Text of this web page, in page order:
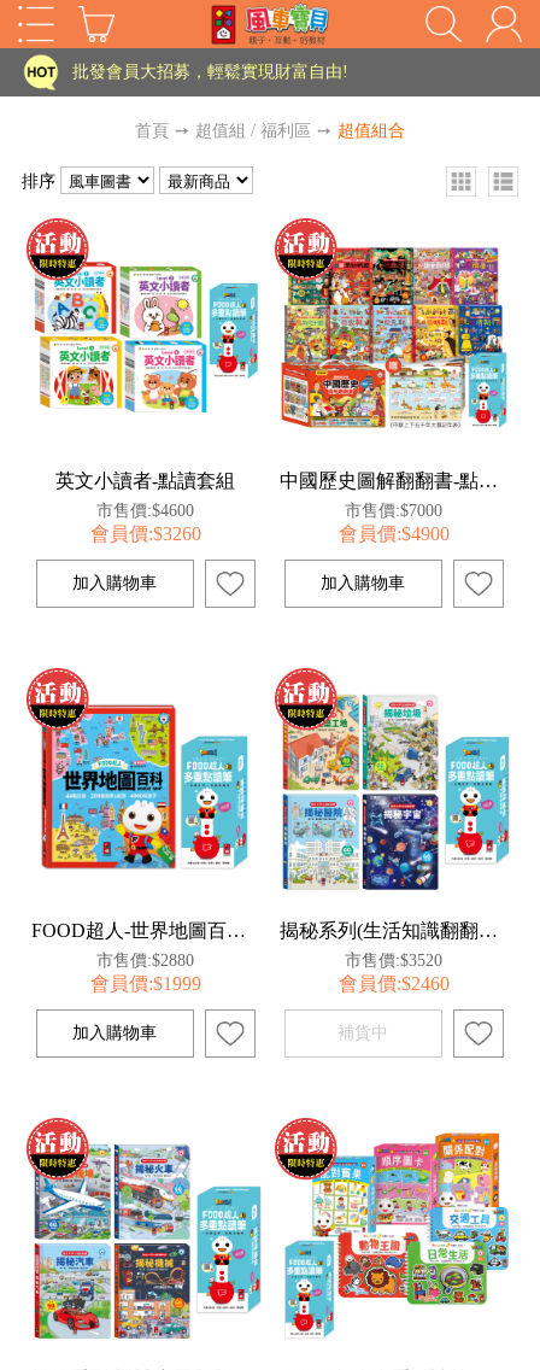
HOT
家長樂了!「風車書版集團暨FOOD超人企業總部」目前正興建中!
批發會員大招募，輕鬆實現財富自由!
老師您好!!幼教會員火熱招募中~
海外購物免煩惱！點我查看『海外購物流程說明』
家長樂了!「風車書版集團暨FOOD超人企業總部」目前正興建中!
批發會員大招募，輕鬆實現財富自由!
如需更改或重開發票 需在訂單成立三天內通知客服 寄回發票需附上回郵郵票
老師您好!!幼教會員火熱招募中~
首頁 ➙ 超值組 / 福利區 ➙ 超值組合
排序
英文小讀者-點讀套組
市售價:$4600
會員價:$3260
中國歷史圖解翻翻書-點讀套組
市售價:$7000
會員價:$4900
FOOD超人-世界地圖百科-點讀套組
市售價:$2880
會員價:$1999
揭秘系列(生活知識翻翻百科)-點讀套組
市售價:$3520
會員價:$2460